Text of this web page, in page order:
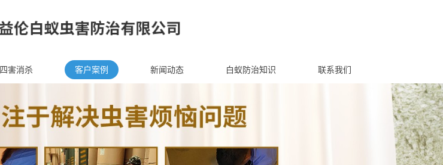
四害消杀 客户案例 新闻动态 白蚁防治知识 联系我们